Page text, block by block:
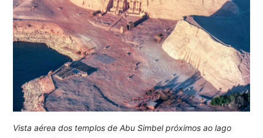
Vista aérea dos templos de Abu Simbel próximos ao lago